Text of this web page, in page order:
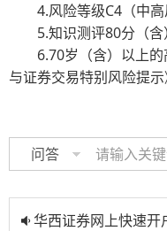
4.风险等级C4（中高
5.知识测评80分（含
6.70岁（含）以上
与证券交易特别风险提示
问答
华西证券网上快速开